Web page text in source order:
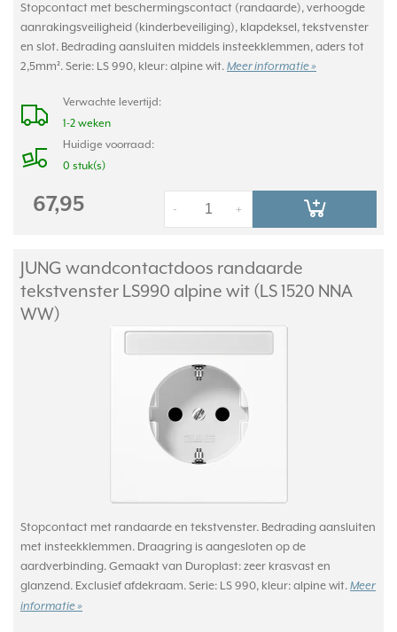
Stopcontact met beschermingscontact (randaarde), verhoogde
aanrakingsveiligheid (kinderbeveiliging), klapdeksel, tekstvenster
en slot. Bedrading aansluiten middels insteekklemmen, aders tot
2,5mm². Serie: LS 990, kleur: alpine wit. Meer informatie »
Verwachte levertijd:
1-2 weken
Huidige voorraad:
0 stuk(s)
67,95 +
-
JUNG wandcontactdoos randaarde
tekstvenster LS990 alpine wit (LS 1520 NNA
WW)
Stopcontact met randaarde en tekstvenster. Bedrading aansluiten
met insteekklemmen. Draagring is aangesloten op de
aardverbinding. Gemaakt van Duroplast: zeer krasvast en
glanzend. Exclusief afdekraam. Serie: LS 990, kleur: alpine wit. Meer
informatie »